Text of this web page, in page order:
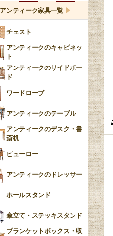
ブルーウィローパターン
Blue）
YUAN
チンツ
クリノリン
アンティーク家具一覧
チェスト
アンティークのキャビネッ
ト
アンティークのサイドボー
ド
ワードローブ
アンティークのテーブル
アンティークのデスク・書
斎机
ビューロー
アンティークのドレッサー
ホールスタンド
傘立て・ステッキスタンド
ブランケットボックス・収